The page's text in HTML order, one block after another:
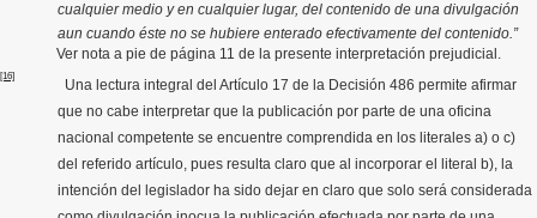
cualquier medio y en cualquier lugar, del contenido de una divulgación
aun cuando éste no se hubiere enterado efectivamente del contenido.”
Ver nota a pie de página 11 de la presente interpretación prejudicial.
[16]
Una lectura integral del Artículo 17 de la Decisión 486 permite afirmar
que no cabe interpretar que la publicación por parte de una oficina
nacional competente se encuentre comprendida en los literales a) o c)
del referido artículo, pues resulta claro que al incorporar el literal b), la
intención del legislador ha sido dejar en claro que solo será considerada